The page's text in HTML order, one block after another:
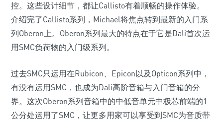
控。这些设计细节，都让Callisto有着顺畅的操作体验。
介绍完了Callisto系列，Michael将焦点转到最新的入门系
列Oberon上。Oberon系列最大的特点在于它是Dali首次运
用SMC负荷物的入门级系列。
过去SMC只运用在Rubicon、Epicon以及Opticon系列中，
有没有运用SMC，也成为Dali高阶音箱与入门音箱的分
界。这次Oberon系列音箱中的中低音单元中极芯前端的1
公分处运用了SMC，让更多用家可以享受到SMC为音质带